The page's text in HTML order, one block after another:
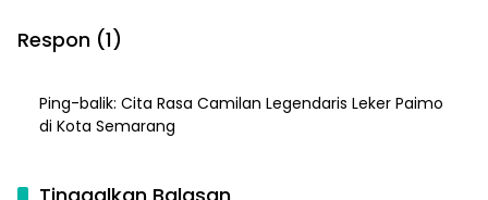
Respon (1)
Ping-balik: Cita Rasa Camilan Legendaris Leker Paimo
di Kota Semarang
Tinggalkan Balasan